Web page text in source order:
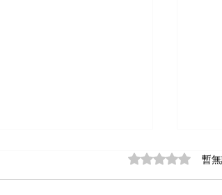
評等為 0（最高
暫